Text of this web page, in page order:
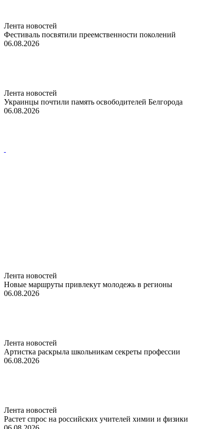
Лента новостей
Фестиваль посвятили преемственности поколений
06.08.2026
Лента новостей
Украинцы почтили память освободителей Белгорода
06.08.2026
Лента новостей
Новые маршруты привлекут молодежь в регионы
06.08.2026
Лента новостей
Артистка раскрыла школьникам секреты профессии
06.08.2026
Лента новостей
Растет спрос на российских учителей химии и физики